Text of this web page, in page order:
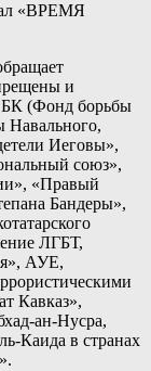
«ВРЕМЯ
и
(Фонд борьбы
Навального,
Иеговы»,
союз»,
«Правый
Бандеры»,
ЛГБТ,
АУЕ,
Кавказ»,
ан-Нусра,
Каида в странах